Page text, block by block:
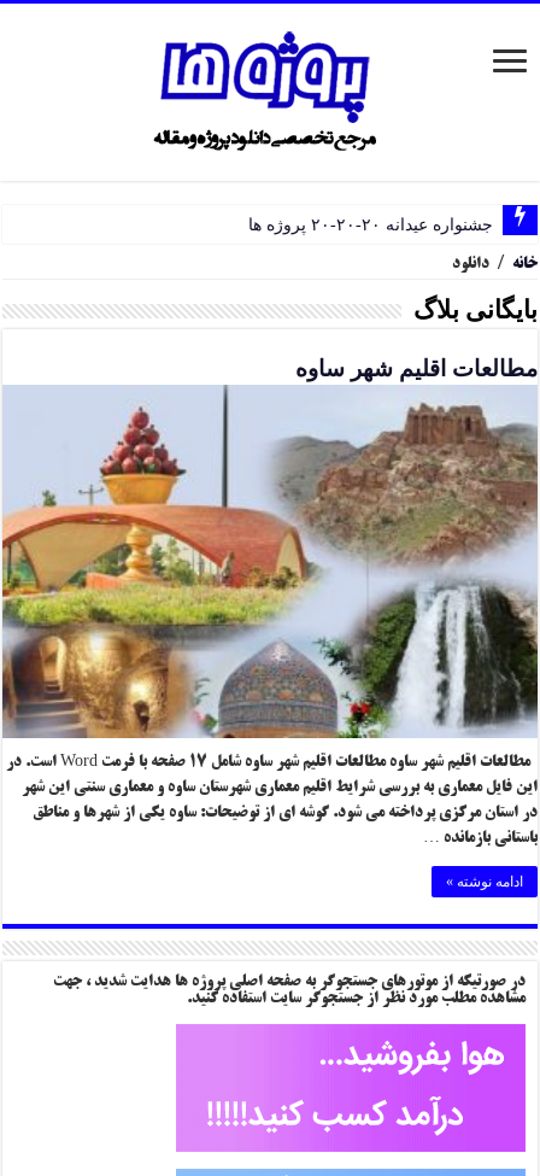
جشنواره عیدانه ۲۰-۲۰-۲۰ پروژه ها
خانه / دانلود
بایگانی بلاگ
مطالعات اقلیم شهر ساوه
مطالعات اقلیم شهر ساوه مطالعات اقلیم شهر ساوه شامل ۱۷ صفحه با فرمت Word است. در
این فایل معماری به بررسی شرایط اقلیم معماری شهرستان ساوه و معماری سنتی این شهر
در استان مرکزی پرداخته می شود. گوشه ای از توضیحات: ساوه یکی از شهرها و مناطق
باستانی بازمانده …
ادامه نوشته »
در صورتیکه از موتورهای جستجوگر به صفحه اصلی پروژه ها هدایت شدید ، جهت
مشاهده مطلب مورد نظر از جستجوگر سایت استفاده کنید.